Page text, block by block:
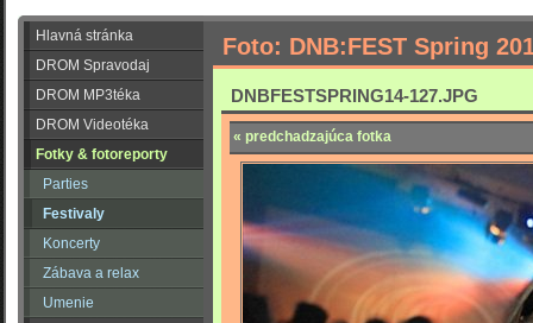
Hlavná stránka
DROM Spravodaj
DROM MP3téka
DROM Videotéka
Fotky & fotoreporty
Parties
Festivaly
Koncerty
Zábava a relax
Umenie
Foto: DNB:FEST Spring
DNBFESTSPRING14-127.JPG
« predchadzajúca fotka